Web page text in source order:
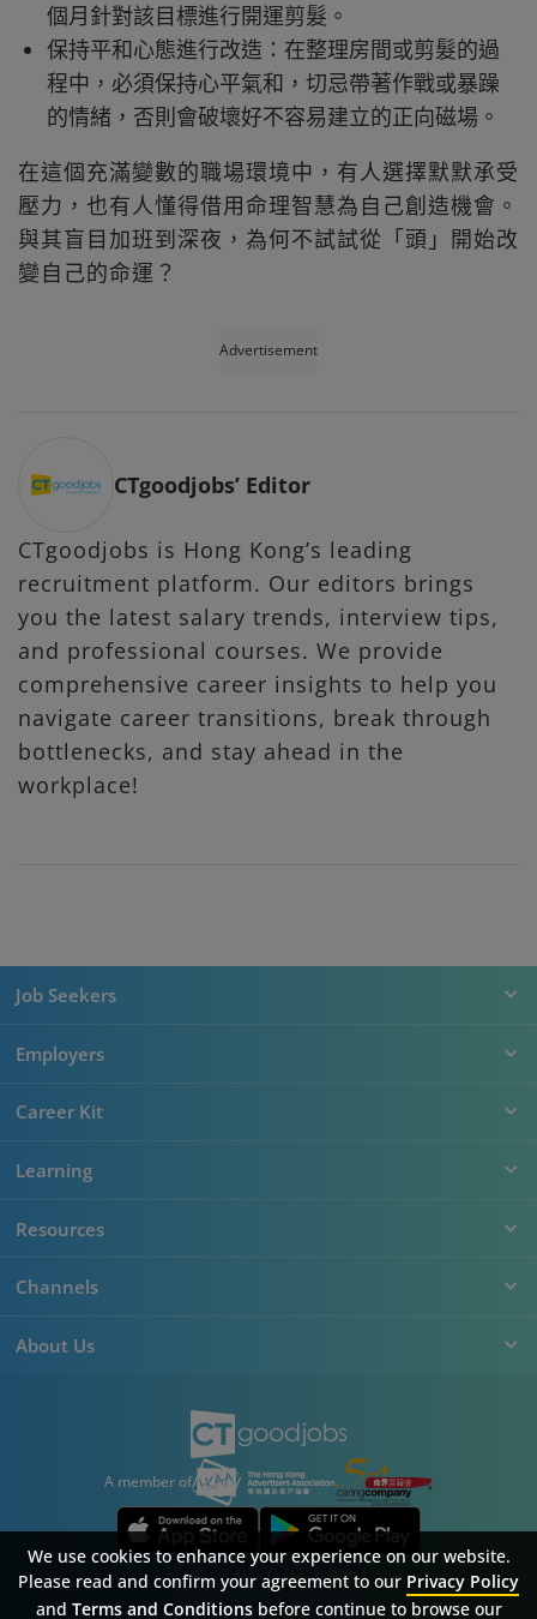
個月針對該目標進行開運剪髮。
保持平和心態進行改造：在整理房間或剪髮的過
程中，必須保持心平氣和，切忌帶著作戰或暴躁
的情緒，否則會破壞好不容易建立的正向磁場。
在這個充滿變數的職場環境中，有人選擇默默承受
壓力，也有人懂得借用命理智慧為自己創造機會。
與其盲目加班到深夜，為何不試試從「頭」開始改
變自己的命運？
Advertisement
CTgoodjobs’ Editor
CTgoodjobs is Hong Kong’s leading
recruitment platform. Our editors brings
you the latest salary trends, interview tips,
and professional courses. We provide
comprehensive career insights to help you
navigate career transitions, break through
bottlenecks, and stay ahead in the
workplace!
Job Seekers
Employers
Career Kit
Learning
Resources
Channels
About Us
A member of
SitemapFAQPrivacy PolicyTerms & Conditions
We use cookies to enhance your experience on our website.
Please read and confirm your agreement to our Privacy Policy
and Terms and Conditionsbefore continue to browse our